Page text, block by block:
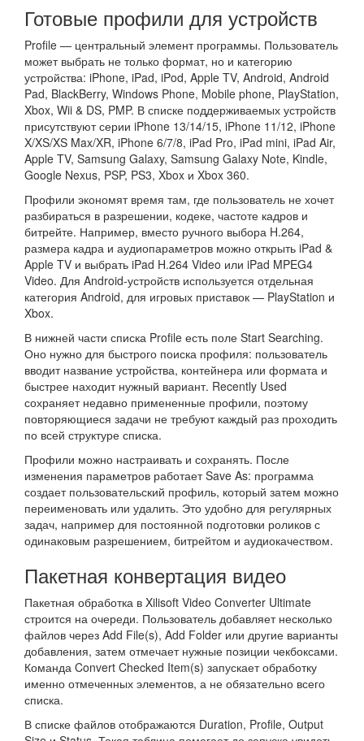
Готовые профили для устройств
Profile — центральный элемент программы. Пользователь
может выбрать не только формат, но и категорию
устройства: iPhone, iPad, iPod, Apple TV, Android, Android
Pad, BlackBerry, Windows Phone, Mobile phone, PlayStation,
Xbox, Wii & DS, PMP. В списке поддерживаемых устройств
присутствуют серии iPhone 13/14/15, iPhone 11/12, iPhone
X/XS/XS Max/XR, iPhone 6/7/8, iPad Pro, iPad mini, iPad Air,
Apple TV, Samsung Galaxy, Samsung Galaxy Note, Kindle,
Google Nexus, PSP, PS3, Xbox и Xbox 360.
Профили экономят время там, где пользователь не хочет
разбираться в разрешении, кодеке, частоте кадров и
битрейте. Например, вместо ручного выбора H.264,
размера кадра и аудиопараметров можно открыть iPad &
Apple TV и выбрать iPad H.264 Video или iPad MPEG4
Video. Для Android-устройств используется отдельная
категория Android, для игровых приставок — PlayStation и
Xbox.
В нижней части списка Profile есть поле Start Searching.
Оно нужно для быстрого поиска профиля: пользователь
вводит название устройства, контейнера или формата и
быстрее находит нужный вариант. Recently Used
сохраняет недавно примененные профили, поэтому
повторяющиеся задачи не требуют каждый раз проходить
по всей структуре списка.
Профили можно настраивать и сохранять. После
изменения параметров работает Save As: программа
создает пользовательский профиль, который затем можно
переименовать или удалить. Это удобно для регулярных
задач, например для постоянной подготовки роликов с
одинаковым разрешением, битрейтом и аудиокачеством.
Пакетная конвертация видео
Пакетная обработка в Xilisoft Video Converter Ultimate
строится на очереди. Пользователь добавляет несколько
файлов через Add File(s), Add Folder или другие варианты
добавления, затем отмечает нужные позиции чекбоксами.
Команда Convert Checked Item(s) запускает обработку
именно отмеченных элементов, а не обязательно всего
списка.
В списке файлов отображаются Duration, Profile, Output